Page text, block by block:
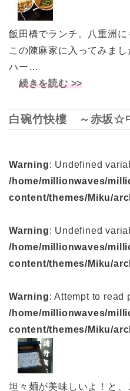
飯田橋でランチ。八重洲に
この陳麻家に入ってみま
ハー…
続きを読む >>
白碗竹快樓 ～赤坂☆
Warning: Undefined
/home/millionwaves/
content/themes/Miku/
Warning: Undefined
/home/millionwaves/
content/themes/Miku/
Warning: Attempt to read
/home/millionwaves/
content/themes/Miku/
坦々麺が美味しいよ！と